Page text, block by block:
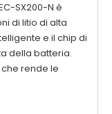
SX200-N è
di litio di alta
e il chip di
della batteria.
rende le